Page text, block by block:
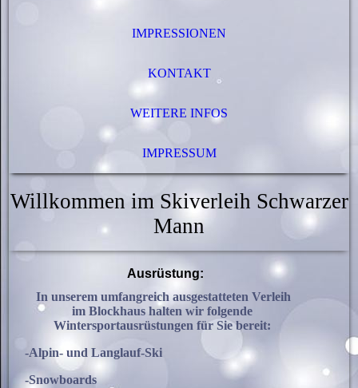
IMPRESSIONEN
KONTAKT
WEITERE INFOS
IMPRESSUM
Willkommen im Skiverleih Schwarzer
Mann
Ausrüstung:
In unserem umfangreich ausgestatteten Verleih
im Blockhaus halten wir folgende
Wintersportausrüstungen für Sie bereit:
-Alpin- und Langlauf-Ski
-Snowboards